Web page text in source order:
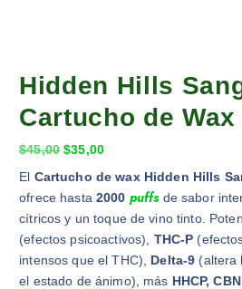
Hidden Hills
Cartucho de
$45,00 $35,00
El Cartucho de wax Hidden Hills
ofrece hasta 2000 puffsde sabor
cítricos y un toque de vino tinto.
(efectos psicoactivos), THC-P
intensos que el THC), Delta-9 (altera
el estado de ánimo), más HHCP,